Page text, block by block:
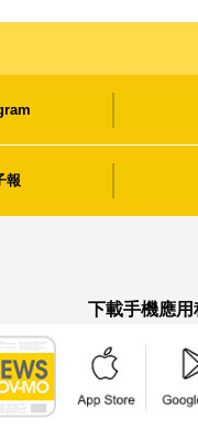
報
下載手機應用